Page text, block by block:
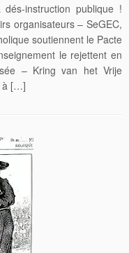
instruction publique !
organisateurs – SeGEC,
soutiennent le Pacte
le rejettent en
– Kring van het Vrije
à […]